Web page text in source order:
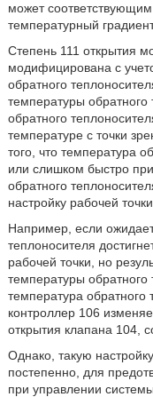
может
температурный
Степень 111 открытия
модифицирована с
обратного
температуры
обратного
температуре с точки
того, что температура
или слишком быстро
обратного
настройку рабочей точки.
Например, если
теплоносителя
рабочей точки, но
температуры обратного
температура обратного
контроллер 106
открытия клапана 104,
Однако, такую
постепенно, для
при управлении системы